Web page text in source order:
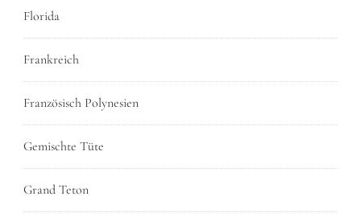
Florida
Frankreich
Französisch Polynesien
Gemischte Tüte
Grand Teton